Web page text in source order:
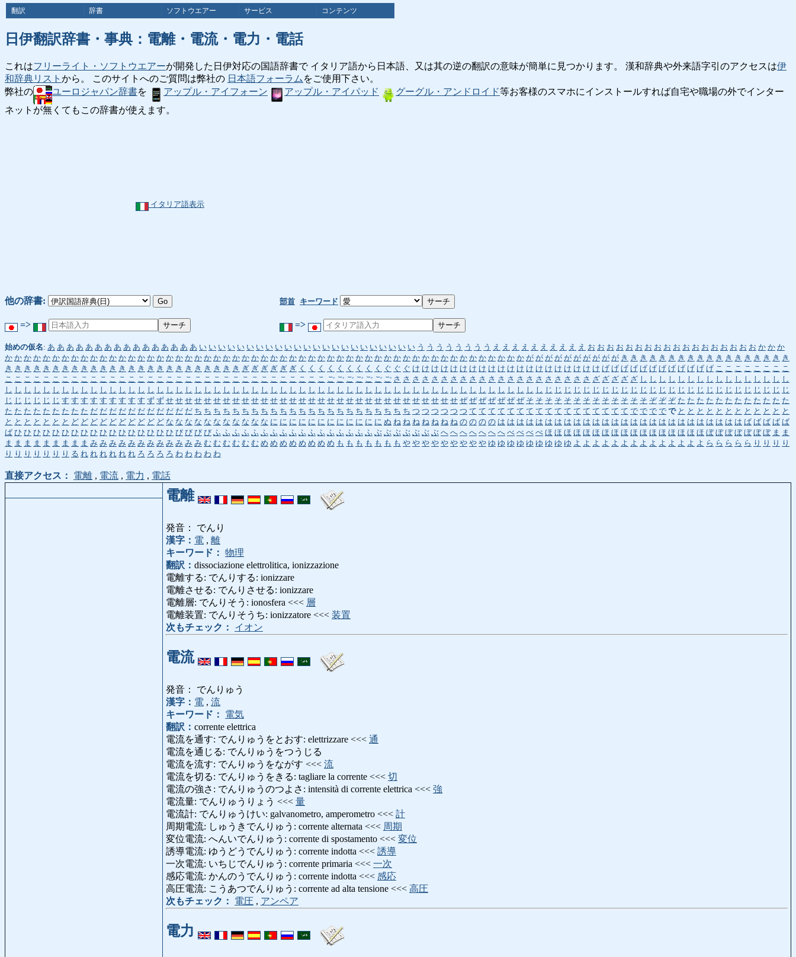
翻訳 辞書 ソフトウエアー サービス コンテンツ
日伊翻訳辞書・事典：電離・電流・電力・電話
これはフリーライト・ソフトウエアーが開発した日伊対応の国語辞書で イタリア語から日本語、又は其の逆の翻訳の意味が簡単に見つかります。 漢和辞典や外来語字引のアクセスは伊
和辞典リスト から。 このサイトへのご質問は弊社の 日本語フォーラム をご使用下さい。
弊社の
ユーロジャパン辞書を アップル・アイフォーン アップル・アイパッド グーグル・アンドロイド等お客様のスマホにインストールすれば自宅や職場の外でインター
ネットが無くてもこの辞書が使えます。
イタリア語表示
他の辞書: 部首 キーワード
=> =>
始めの仮名: あ あ あ あ あ あ あ あ あ あ あ あ あ あ あ あ い い い い い い い い い い い い い い い い い い い い い い い う う う う う う う う え え え え え え え え え え お お お お お お お お お お お お お お お お お お か か か
か か か か か か か か か か か か か か か か か か か か か か か か か か か か か か か か か か か か か か か か か か か か か か か か か か か か か か か が が が が が が が が が が き き き き き き き き き き き き き き き き き き
き き き き き き き き き き き き き き き き き き き き き き き き き ぎ ぎ ぎ ぎ ぎ ぎ く く く く く く く く く ぐ ぐ ぐ け け け け け け け け け け け け け け け け け け け け げ げ げ げ げ げ げ げ げ げ げ げ こ こ こ こ こ こ こ こ
こ こ こ こ こ こ こ こ こ こ こ こ こ こ こ こ こ こ こ こ こ こ こ こ こ こ こ こ こ こ こ こ こ こ ご ご ご ご ご ご ご さ さ さ さ さ さ さ さ さ さ さ さ さ さ さ さ さ さ さ さ さ ざ ざ ざ ざ ざ し し し し し し し し し し し し し し し し
し し し し し し し し し し し し し し し し し し し し し し し し し し し し し し し し し し し し し し し し し し し し し し し し し し し し し し し し し じ じ じ じ じ じ じ じ じ じ じ じ じ じ じ じ じ じ じ じ じ じ じ じ じ じ
じ じ じ じ じ じ す す す す す す す す す ず ず せ せ せ せ せ せ せ せ せ せ せ せ せ せ せ せ せ せ せ せ せ せ せ せ せ せ せ せ せ せ せ ぜ ぜ ぜ ぜ ぜ ぜ ぜ そ そ そ そ そ そ そ そ そ そ そ そ そ ぞ ぞ ぞ た た た た た た た た た た た た
た た た た た た た た た だ だ だ だ だ だ だ だ だ だ だ ち ち ち ち ち ち ち ち ち ち ち ち ち ち ち ち ち ち ち ち ち ち ち つ つ つ つ つ つ て て て て て て て て て て て て て て て て て で で で で で と と と と と と と と と と と と
と と と と と と と ど ど ど ど ど ど ど ど ど ど な な な な な な な な な な な に に に に に に に に に に に に ぬ ね ね ね ね ね ね ね の の の の は は は は は は は は は は は は は は は は は は は は は は は は は は ば ば ば ば ば
ば ひ ひ ひ ひ ひ ひ ひ ひ ひ ひ ひ ひ ひ ひ ひ ひ ひ び び び び ふ ふ ふ ふ ふ ふ ふ ふ ふ ふ ふ ふ ふ ふ ふ ふ ふ ぶ ぶ ぶ ぶ ぶ ぶ ぶ へ へ へ へ へ へ へ べ べ べ ぺ ほ ほ ほ ほ ほ ほ ほ ほ ほ ほ ほ ほ ほ ほ ほ ほ ほ ぼ ぼ ぼ ぼ ぼ ぼ ぼ ま ま
ま ま ま ま ま ま ま ま ま み み み み み み み み み み み み む む む む む む め め め め め め め め も も も も も も も や や や や や や や や や ゆ ゆ ゆ ゆ ゆ ゆ ゆ ゆ ゆ よ よ よ よ よ よ よ よ よ よ よ よ よ よ ら ら ら ら ら り り り り
り り り り り り り る れ れ れ れ れ れ ろ ろ ろ ろ わ わ わ わ わ
直接アクセス： 電離 , 電流 , 電力 , 電話
電離
発音： でんり
漢字： 電 , 離
キーワード： 物理
翻訳： dissociazione elettrolitica, ionizzazione
電離する: でんりする: ionizzare
電離させる: でんりさせる: ionizzare
電離層: でんりそう: ionosfera <<< 層
電離装置: でんりそうち: ionizzatore <<< 装置
次もチェック：
イオン
電流
発音： でんりゅう
漢字： 電 , 流
キーワード：
電気
翻訳： corrente elettrica
電流を通す: でんりゅうをとおす: elettrizzare <<< 通
電流を通じる: でんりゅうをつうじる
電流を流す: でんりゅうをながす <<< 流
電流を切る: でんりゅうをきる: tagliare la corrente <<< 切
電流の強さ: でんりゅうのつよさ: intensità di corrente elettrica <<< 強
電流量: でんりゅうりょう <<< 量
電流計: でんりゅうけい: galvanometro, amperometro <<< 計
周期電流: しゅうきでんりゅう: corrente alternata <<< 周期
変位電流: へんいでんりゅう: corrente di spostamento <<< 変位
誘導電流: ゆうどうでんりゅう: corrente indotta <<< 誘導
一次電流: いちじでんりゅう: corrente primaria <<< 一次
感応電流: かんのうでんりゅう: corrente indotta <<< 感応
高圧電流: こうあつでんりゅう: corrente ad alta tensione <<< 高圧
次もチェック：
電圧 , アンペア
電力